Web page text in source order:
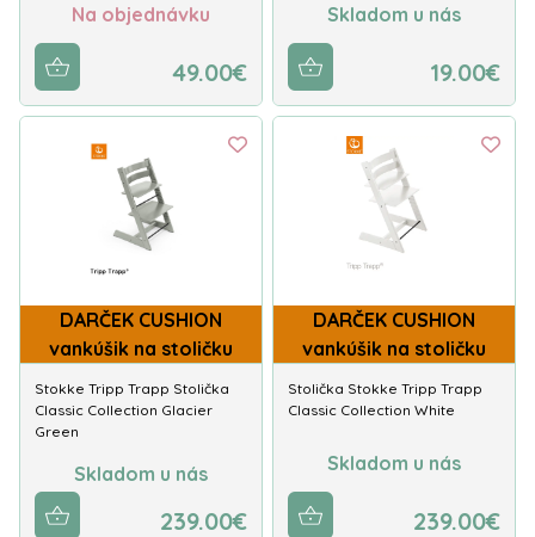
Na objednávku
49.00€
Skladom u nás
19.00€
DARČEK CUSHION
vankúšik na stoličku
Stokke Tripp Trapp Stolička
Classic Collection Glacier
Green
Skladom u nás
239.00€
DARČEK CUSHION
vankúšik na stoličku
Stolička Stokke Tripp Trapp
Classic Collection White
Skladom u nás
239.00€